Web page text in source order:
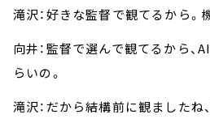
滝沢：好きな監督で観てるから。
向井：監督で選んで観てるから、
らいの。
滝沢：だから結構前に観ましたね